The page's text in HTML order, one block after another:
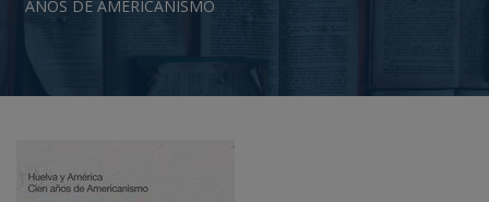
AÑOS DE AMERICANISMO